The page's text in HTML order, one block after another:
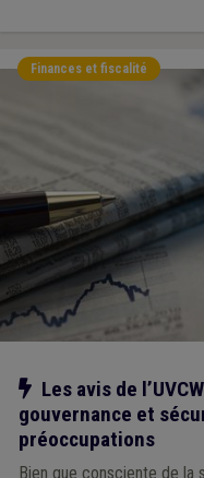
Finances et fiscalité
Notre action
Les avis de
gouvernance et
préoccupations
Bien que consciente de la